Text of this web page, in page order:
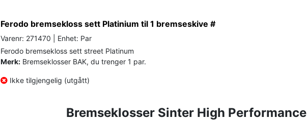
Ferodo bremsekloss sett Platinium til 1 bremseskive #
Varenr: 271470 | Enhet: Par
Ferodo bremsekloss sett street Platinum
Merk: Bremseklosser BAK, du trenger 1 par.
Ikke tilgjengelig (utgått)
Bremseklosser Sinter High Performance